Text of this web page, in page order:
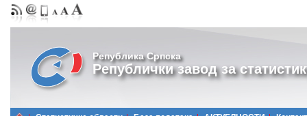
Република Српска
Републички завод за